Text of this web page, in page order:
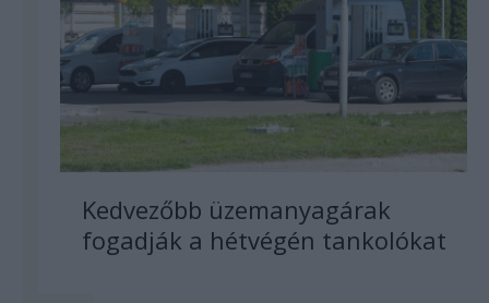
Kedvezőbb üzemanyagárak
fogadják a hétvégén tankolókat